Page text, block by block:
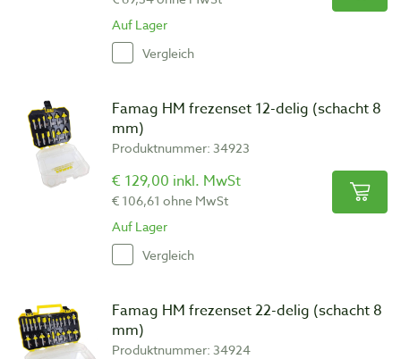
Auf Lager
Vergleich
Famag HM frezenset 12-delig (schacht 8
mm)
Produktnummer: 34923
€ 129,00 inkl. MwSt
€ 106,61 ohne MwSt
Auf Lager
Vergleich
Famag HM frezenset 22-delig (schacht 8
mm)
Produktnummer: 34924